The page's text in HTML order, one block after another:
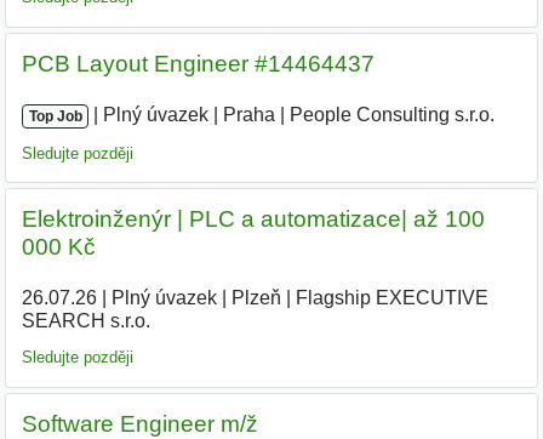
PCB Layout Engineer #14464437
Top Job Plný úvazek Praha People Consulting s.r.o.
Sledujte později
Elektroinženýr | PLC a automatizace| až 100
000 Kč
26.07.26| Plný úvazek| Plzeň
Flagship EXECUTIVE
SEARCH s.r.o.
Sledujte později
Software Engineer m/ž